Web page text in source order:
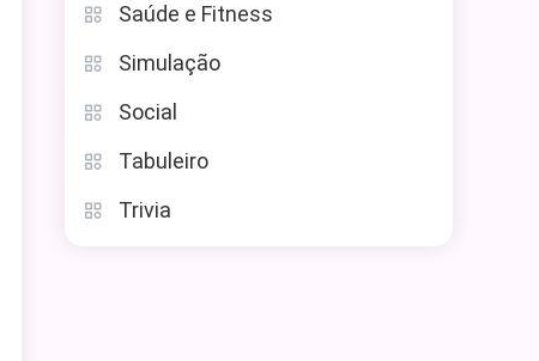
Saúde e Fitness
Simulação
Social
Tabuleiro
Trivia